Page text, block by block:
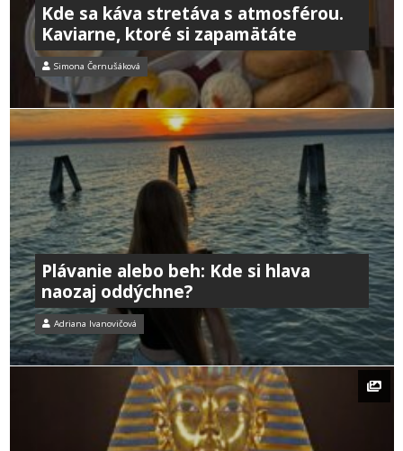
Kde sa káva stretáva s atmosférou.
Kaviarne, ktoré si zapamätáte
Simona Černušáková
Plávanie alebo beh: Kde si hlava
naozaj oddýchne?
Adriana Ivanovičová